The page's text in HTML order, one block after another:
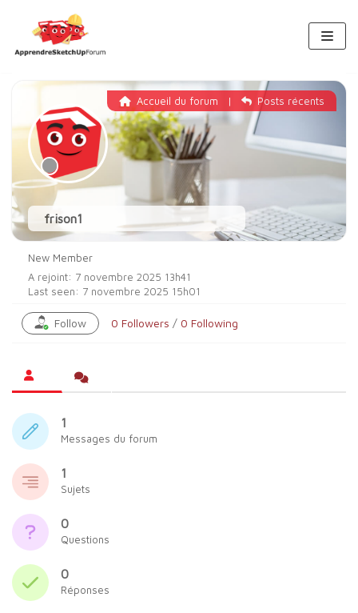
contenu
frison1
Accueil du forum | Posts récents
New Member
A rejoint: 7 novembre 2025 13h41
Last seen: 7 novembre 2025 15h01
Follow 0 Followers / 0 Following
1
Messages du forum
1
Sujets
0
Questions
0
Réponses